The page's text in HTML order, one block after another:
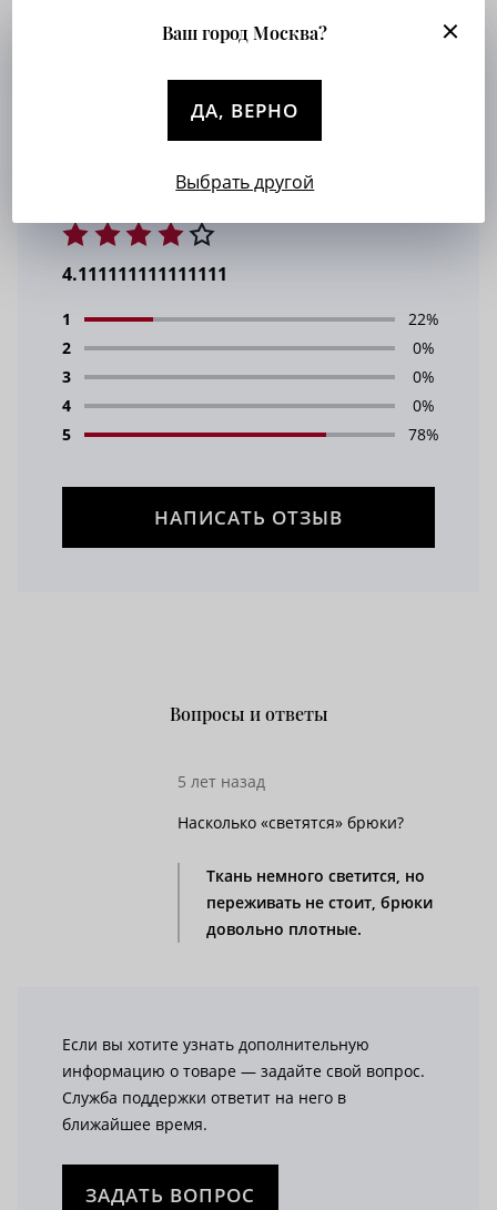
лайкра. Небольшая эластичность
упрощает носку.
4.111111111111111
1
22%
2
0%
3
0%
4
0%
5
78%
НАПИСАТЬ ОТЗЫВ
Вопросы и ответы
5 лет назад
Насколько «светятся» брюки?
Ткань немного светится, но
переживать не стоит, брюки
довольно плотные.
Если вы хотите узнать дополнительную
информацию о товаре — задайте свой вопрос.
Служба поддержки ответит на него в
ближайшее время.
ЗАДАТЬ ВОПРОС
Ваш город Москва?
ДА, ВЕРНО
Выбрать другой